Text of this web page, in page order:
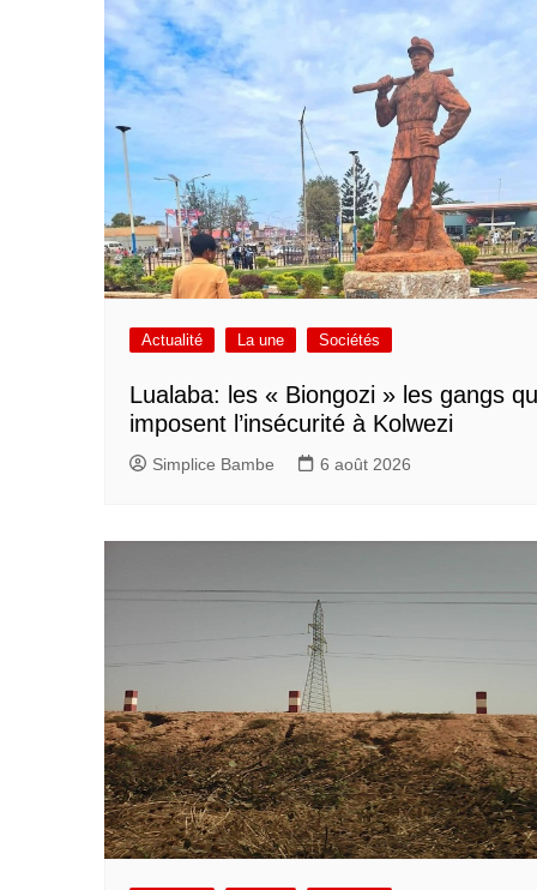
Actualité La une Sociétés
Lualaba: les « Biongozi » les gangs
imposent l’insécurité à Kolwezi
Simplice Bambe 6 août 2026